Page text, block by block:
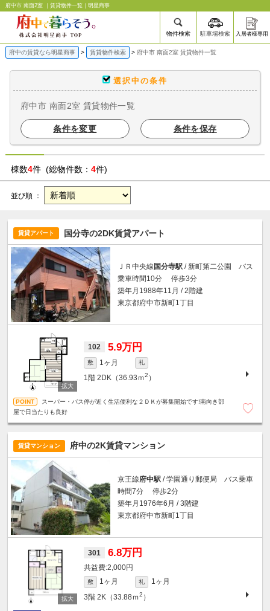
府中市 南面2室 ｜賃貸物件一覧｜明星商事
物件検索 駐車場検索 入居者様専用
府中の賃貸なら明星商事 賃貸物件検索 府中市 南面2室 賃貸物件一覧
選択中の条件
府中市 南面2室 賃貸物件一覧
条件を変更 条件を保存
棟数4件 (総物件数： 4件)
並び順 ：
賃貸アパート 国分寺の2DK賃貸アパート
ＪＲ中央線 国分寺駅 / 新町第二公園 バス
乗車時間10分 停歩3分
築年月1988年11月 / 2階建
東京都府中市新町1丁目
102 5.9万円
敷 1ヶ月 礼
1階 2DK（36.93ｍ2 ）
スーパー・バス停が近く生活便利な２ＤＫが募集開始です!南向き部
屋で日当たりも良好
賃貸マンション 府中の2K賃貸マンション
京王線府中駅 / 学園通り郵便局 バス乗車
時間7分 停歩2分
築年月1976年6月 / 3階建
東京都府中市新町1丁目
301 6.8万円
2,000円
敷 1ヶ月 礼
1ヶ月
3階 2K（33.88ｍ2 ）